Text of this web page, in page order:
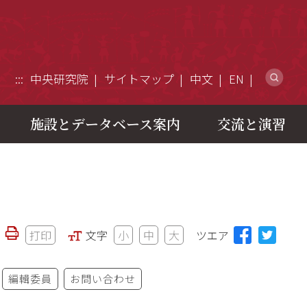
::: 中央研究院 サイトマップ 中文 EN
施設とデータベース案内 交流と演習
打印 文字 小 中 大 ツエア
編輯委員 お問い合わせ